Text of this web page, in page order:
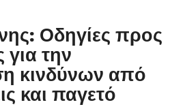
Οδηγίες προς
για την
κινδύνων από
και παγετό